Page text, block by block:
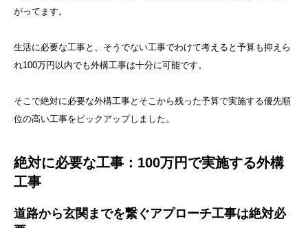
がってます。
生活に必要な工事と、そうでない工事でわけて考えると予算も抑えら
れ100万円以内でも外構工事は十分に可能です。
そこで絶対に必要な外構工事とそこから残った予算で実施する優先順
位の高い工事をピックアップしました。
絶対に必要な工事：100万円で実施する外構
工事
道路から玄関までを繋ぐアプローチ工事は絶対必